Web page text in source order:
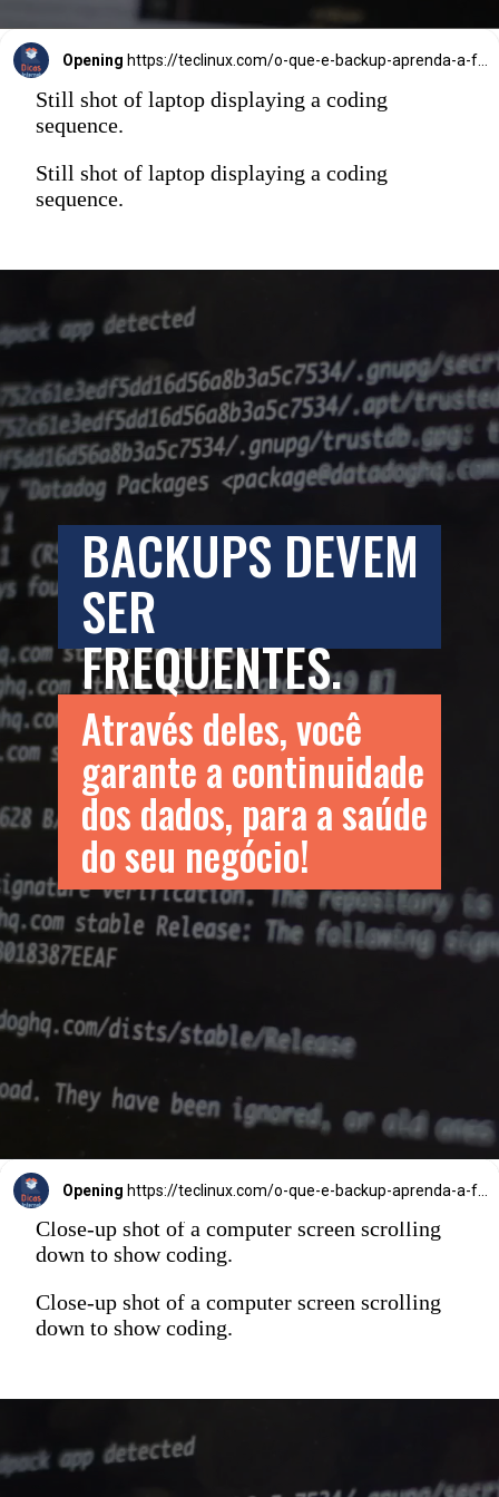
Opening https://teclinux.com/o-que-e-backup-aprenda-a-fazer-copias-de-seguranca-de-seus-dados/
Still shot of laptop displaying a coding
sequence.
Still shot of laptop displaying a coding
sequence.
BACKUPS DEVEM
SER
FREQUENTES.
Através deles, você
garante a continuidade
dos dados, para a saúde
do seu negócio!
Opening
Close-up shot of a computer screen scrolling
down to show coding.
Close-up shot of a computer screen scrolling
down to show coding.